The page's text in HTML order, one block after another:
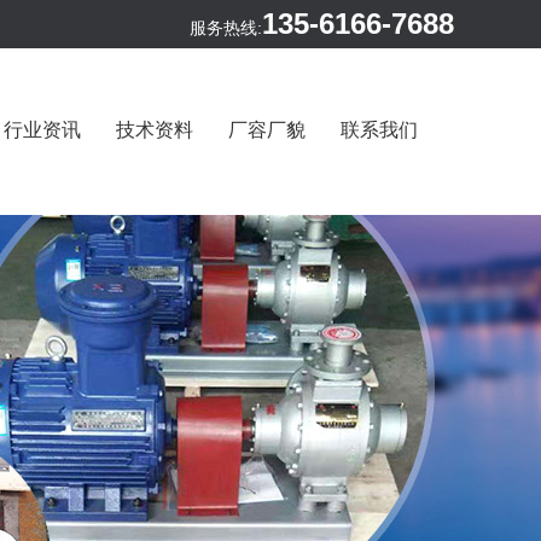
服务热线:135-6166-7688
行业资讯 技术资料 厂容厂貌 联系我们